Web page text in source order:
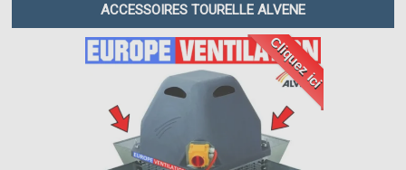
ACCESSOIRES TOURELLE ALVENE
Cliquez ici